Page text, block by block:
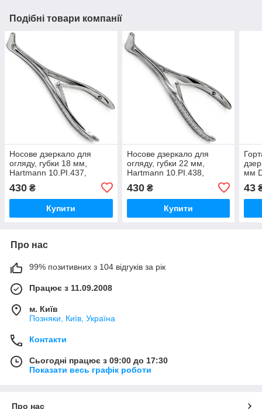
Подібні товари компанії
Носове дзеркало для
огляду, губки 18 мм,
Hartmann 10.PI.437,
430 ₴
Купити
Носове дзеркало для
огляду, губки 22 мм,
Hartmann 10.PI.438,
430₴
Купити
мм
43
Про нас
99% позитивних з 104 відгуків за рік
Працює з 11.09.2008
м. Київ
Позняки, Київ, Україна
Контакти
Сьогодні працює з 09:00 до 17:30
Показати весь графік роботи
Про нас